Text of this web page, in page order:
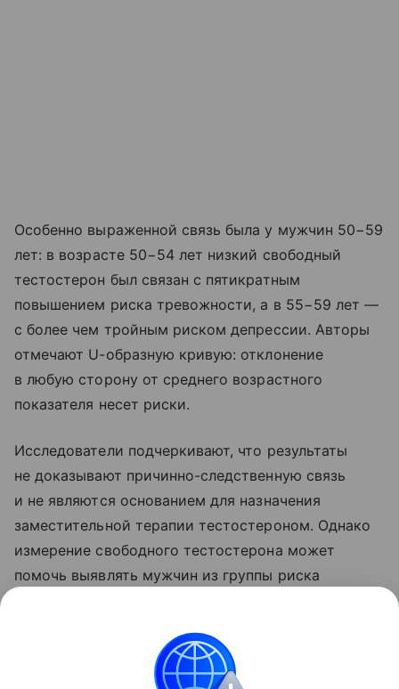
Особенно выраженной связь была у мужчин 50−59
лет: в возрасте 50−54 лет низкий свободный
тестостерон был связан с пятикратным
повышением риска тревожности, а в 55−59 лет —
с более чем тройным риском депрессии. Авторы
отмечают U-образную кривую: отклонение
в любую сторону от среднего возрастного
показателя несет риски.
Исследователи подчеркивают, что результаты
не доказывают причинно-следственную связь
и не являются основанием для назначения
заместительной терапии тестостероном. Однако
измерение свободного тестостерона может
помочь выявлять мужчин из группы риска
Ранее Наука Mail рассказывала, как современный
меняет гормоны.